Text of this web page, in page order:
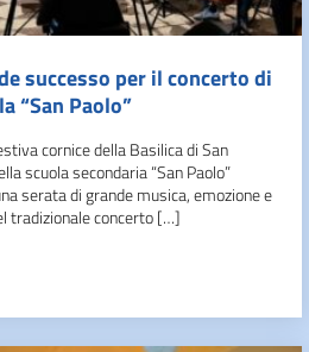
successo per il concerto di
“San Paolo”
cornice della Basilica di San
scuola secondaria “San Paolo”
serata di grande musica, emozione e
tradizionale concerto […]